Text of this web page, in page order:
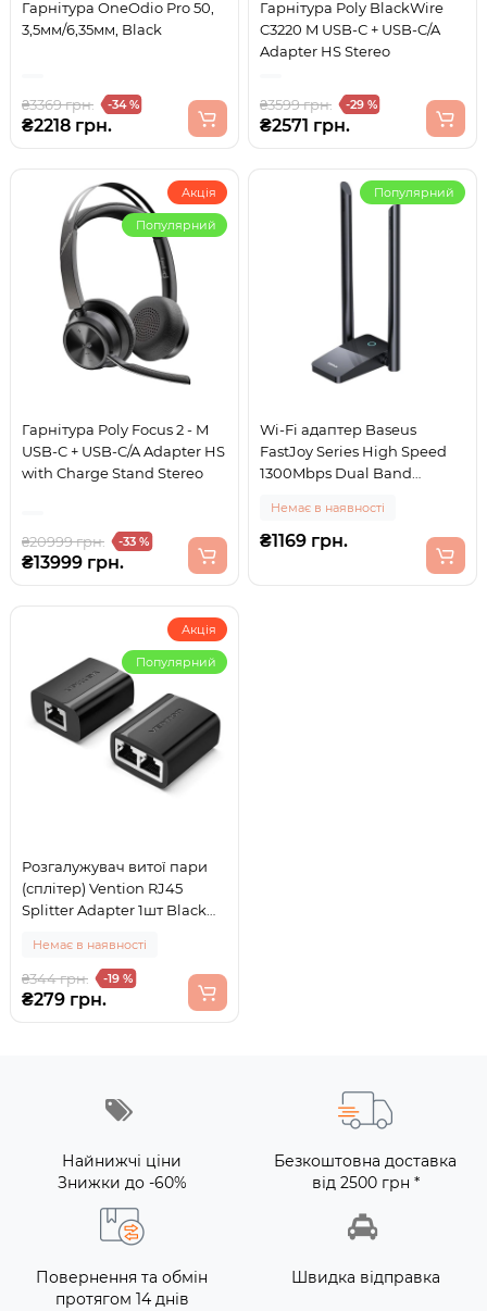
Гарнітура OneOdio Pro 50,
3,5мм/6,35мм, Black
₴3369 грн. -34 %
₴2218 грн.
Гарнітура Poly BlackWire
C3220 M USB-С + USB-C/A
Adapter HS Stereo
₴3599 грн. -29 %
₴2571 грн.
Акція
Популярний
Гарнітура Poly Focus 2 - M
USB-C + USB-C/A Adapter HS
with Charge Stand Stereo
₴20999 грн. -33 %
₴13999 грн.
Популярний
Wi-Fi адаптер Baseus
FastJoy Series High Speed
1300Mbps Dual Band
Adapter (B01317600111-05)
Немає в наявності
₴1169 грн.
Акція
Популярний
Розгалужувач витої пари
(сплітер) Vention RJ45
Splitter Adapter 1шт Black
Немає в наявності
₴344 грн. -19 %
₴279 грн.
Найнижчі ціни
Знижки до -60%
Безкоштовна доставка
від 2500 грн *
Повернення та обмін
протягом 14 днів
Швидка відправка